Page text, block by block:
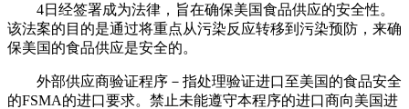
4日经签署成为法律，旨在确保美国食品供应的安全性。
该法案的目的是通过将重点从污染反应转移到污染预防，来确
保美国的食品供应是安全的。
外部供应商验证程序－指处理验证进口至美国的食品安全
的FSMA的进口要求。禁止未能遵守本程序的进口商向美国进